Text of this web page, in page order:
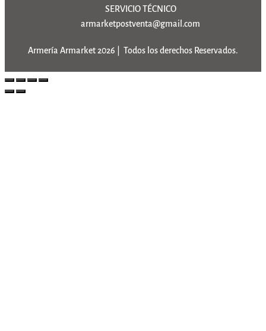
SERVICIO TÉCNICO
armarketpostventa@gmail.com
Armería Armarket 2026 | Todos los derechos Reservados.